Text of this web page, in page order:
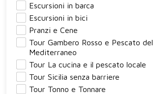
Escursioni in barca
Escursioni in bici
Pranzi e Cene
Tour Gambero Rosso e Pescato del
Mediterraneo
Tour La cucina e il pescato locale
Tour Sicilia senza barriere
Tour Tonno e Tonnare